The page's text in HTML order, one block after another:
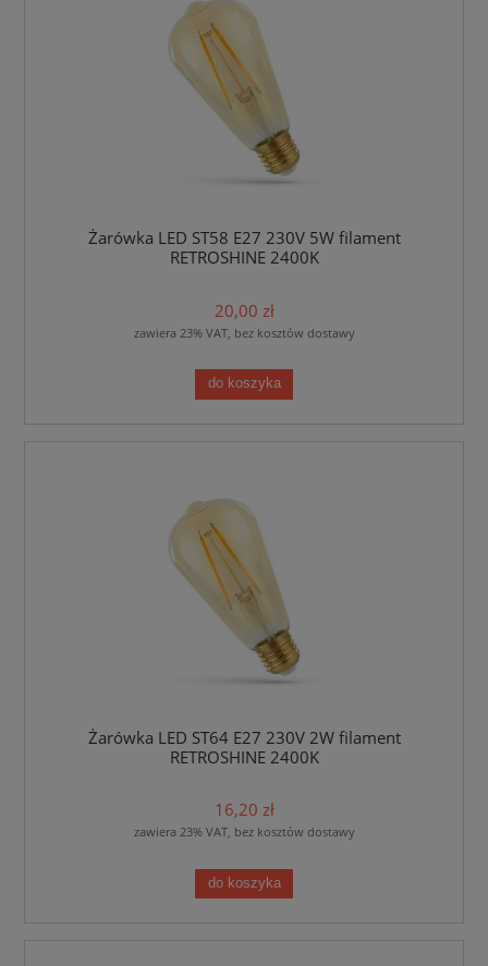
Żarówka LED ST58 E27 230V 5W filament
RETROSHINE 2400K
20,00 zł
zawiera 23% VAT, bez kosztów dostawy
do koszyka
Żarówka LED ST64 E27 230V 2W filament
RETROSHINE 2400K
16,20 zł
zawiera 23% VAT, bez kosztów dostawy
do koszyka